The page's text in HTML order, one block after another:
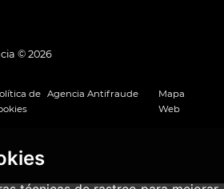
© 2026
de Agencia Antifraude
Mapa
Web